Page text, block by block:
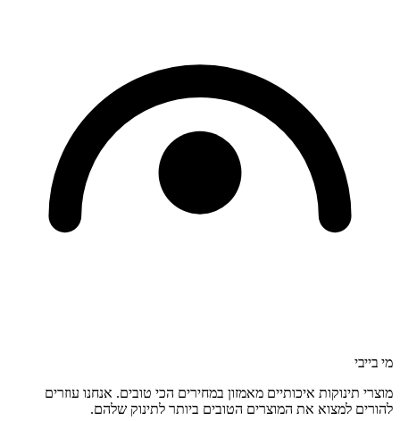
מי בייבי
מוצרי תינוקות איכותיים מאמזון במחירים הכי טובים. אנחנו עוזרים
להורים למצוא את המוצרים הטובים ביותר לתינוק שלהם.